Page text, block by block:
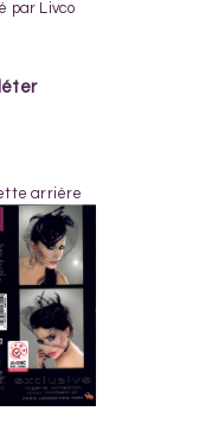
par Livco
arrière